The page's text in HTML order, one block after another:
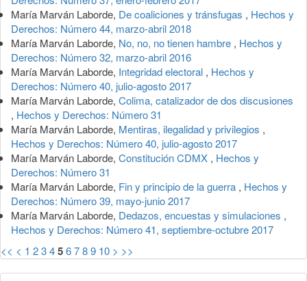
María Marván Laborde, De coaliciones y tránsfugas , Hechos y
Derechos: Número 44, marzo-abril 2018
María Marván Laborde, No, no, no tienen hambre , Hechos y
Derechos: Número 32, marzo-abril 2016
María Marván Laborde, Integridad electoral , Hechos y
Derechos: Número 40, julio-agosto 2017
María Marván Laborde, Colima, catalizador de dos discusiones
, Hechos y Derechos: Número 31
María Marván Laborde, Mentiras, ilegalidad y privilegios ,
Hechos y Derechos: Número 40, julio-agosto 2017
María Marván Laborde, Constitución CDMX , Hechos y
Derechos: Número 31
María Marván Laborde, Fin y principio de la guerra , Hechos y
Derechos: Número 39, mayo-junio 2017
María Marván Laborde, Dedazos, encuestas y simulaciones ,
Hechos y Derechos: Número 41, septiembre-octubre 2017
<< < 1 23456789 10 > >>